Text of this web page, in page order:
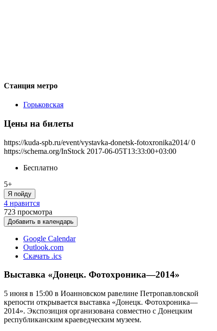
Станция метро
Горьковская
Цены на билеты
https://kuda-spb.ru/event/vystavka-donetsk-fotoxronika2014/ 0
https://schema.org/InStock 2017-06-05T13:33:00+03:00
Бесплатно
5+
Я пойду
4 нравится
723 просмотра
Добавить в календарь
Google Calendar
Outlook.com
Скачать .ics
Выставка «Донецк. Фотохроника—2014»
5 июня в 15:00 в Иоанновском равелине Петропавловской
крепости открывается выставка «Донецк. Фотохроника—
2014». Экспозиция организована совместно с Донецким
республиканским краеведческим музеем.